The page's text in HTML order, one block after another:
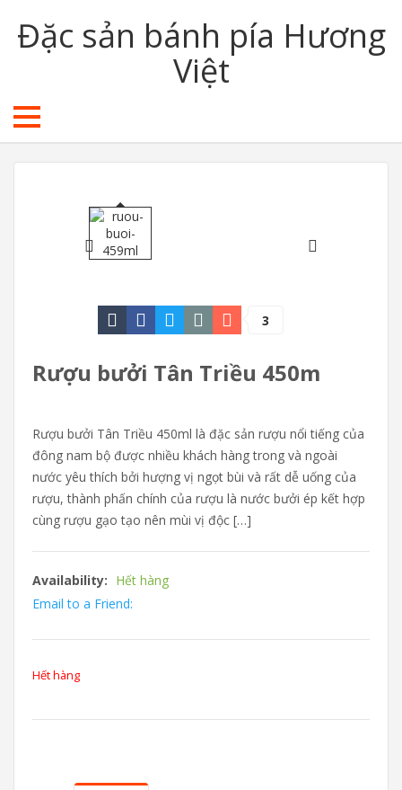
Đặc sản bánh pía Hương
Việt
3
Rượu bưởi Tân Triều 450m
Rượu bưởi Tân Triều 450ml là đặc sản rượu nổi tiếng của
đông nam bộ được nhiều khách hàng trong và ngoài
nước yêu thích bởi hượng vị ngọt bùi và rất dễ uống của
rượu, thành phấn chính của rượu là nước bưởi ép kết hợp
cùng rượu gạo tạo nên mùi vị độc […]
Availability: Hết hàng
Email to a Friend:
Hết hàng